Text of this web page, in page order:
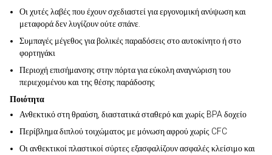
Οι χυτές λαβές που έχουν σχεδιαστεί για εργονομική ανύψωση και
μεταφορά δεν λυγίζουν ούτε σπάνε.
Συμπαγές μέγεθος για βολικές παραδόσεις στο αυτοκίνητο ή στο
φορτηγάκι
Περιοχή επισήμανσης στην πόρτα για εύκολη αναγνώριση του
περιεχομένου και της θέσης παράδοσης
Ποιότητα
Ανθεκτικό στη θραύση, διαστατικά σταθερό και χωρίς BPA δοχείο
Περίβλημα διπλού τοιχώματος με μόνωση αφρού χωρίς CFC
Οι ανθεκτικοί πλαστικοί σύρτες εξασφαλίζουν ασφαλές κλείσιμο και